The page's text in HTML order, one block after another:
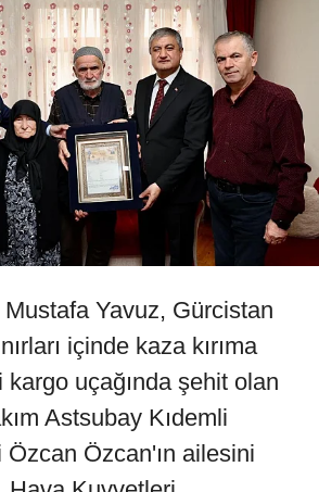
Yavuz, Gürcistan
içinde kaza kırıma
uçağında şehit olan
Astsubay Kıdemli
Özcan'ın ailesini